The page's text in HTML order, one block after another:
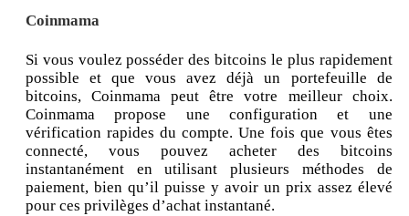
Coinmama
Si vous voulez posséder des bitcoins le plus rapidement
possible et que vous avez déjà un portefeuille de
bitcoins, Coinmama peut être votre meilleur choix.
Coinmama propose une configuration et une
vérification rapides du compte. Une fois que vous êtes
connecté, vous pouvez acheter des bitcoins
instantanément en utilisant plusieurs méthodes de
paiement, bien qu’il puisse y avoir un prix assez élevé
pour ces privilèges d’achat instantané.